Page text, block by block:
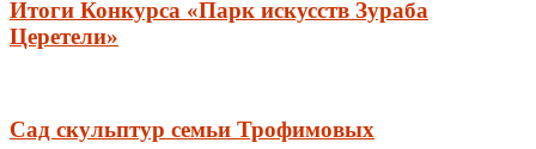
Итоги Конкурса «Парк искусств Зураба
Церетели»
Сад скульптур семьи Трофимовых